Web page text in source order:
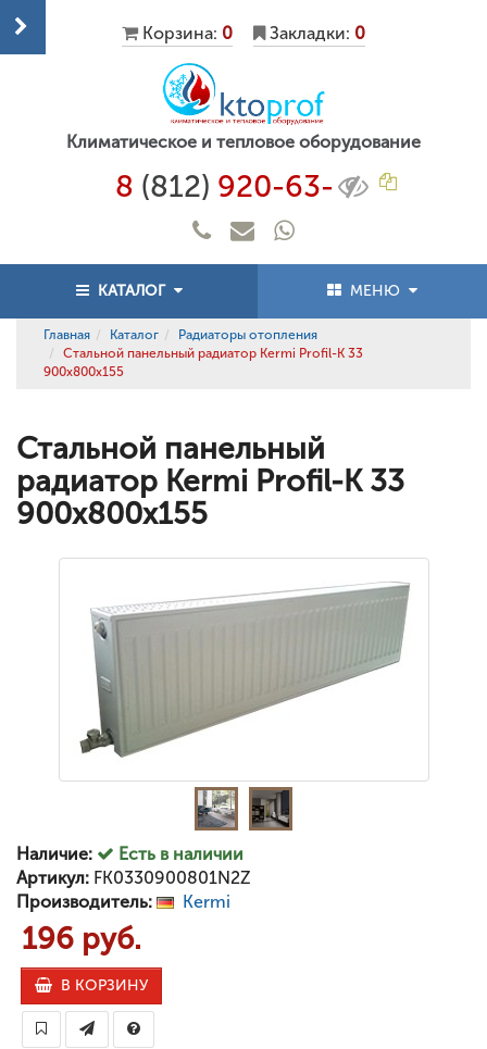
Корзина: 0 Закладки: 0
Климатическое и тепловое оборудование
8 (812) 920-63-
КАТАЛОГ МЕНЮ
Главная Каталог
Радиаторы отопления
Стальной панельный радиатор Kermi Profil-K 33
900x800x155
Стальной панельный
радиатор Kermi Profil-K 33
900x800x155
Наличие:
Есть в наличии
Артикул: FK0330900801N2Z
Производитель:
Kermi
196 руб.
В КОРЗИНУ